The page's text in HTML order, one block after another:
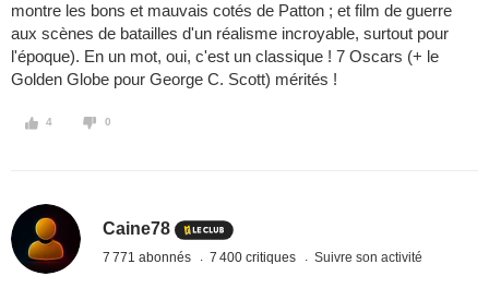
montre les bons et mauvais cotés de Patton ; et film de guerre
aux scènes de batailles d'un réalisme incroyable, surtout pour
l'époque). En un mot, oui, c'est un classique ! 7 Oscars (+ le
Golden Globe pour George C. Scott) mérités !
4 0
Caine78
7 771 abonnés 7 400 critiques Suivre son activité